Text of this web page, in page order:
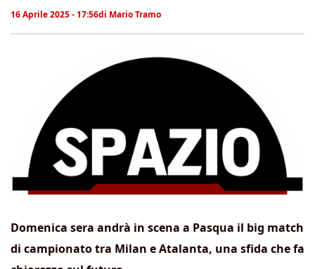
16 Aprile 2025 - 17:56di Mario Tramo
Domenica sera andrà in scena a Pasqua il big match
di campionato tra Milan e Atalanta, una sfida che fa